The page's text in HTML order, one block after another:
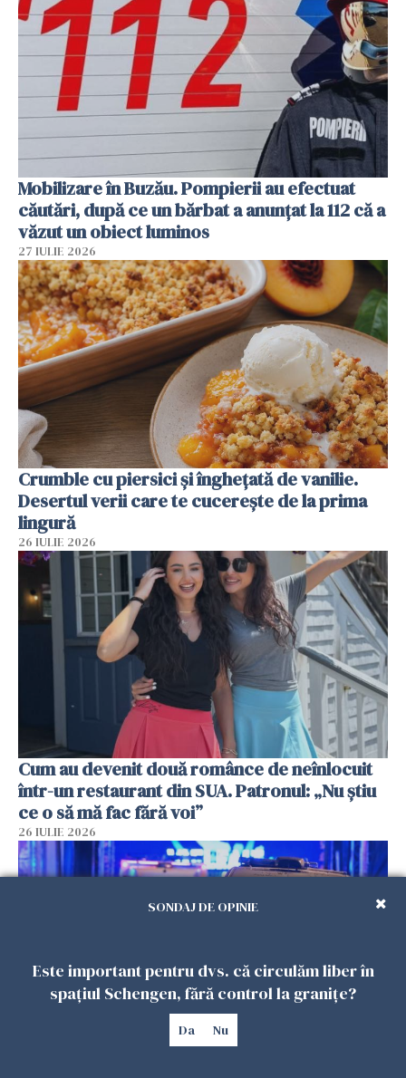
Mobilizare în Buzău. Pompierii au efectuat
căutări, după ce un bărbat a anunțat la 112 că a
văzut un obiect luminos
27 IULIE 2026
Crumble cu piersici și înghețată de vanilie.
Desertul verii care te cucerește de la prima
lingură
26 IULIE 2026
Cum au devenit două românce de neînlocuit
într-un restaurant din SUA. Patronul: „Nu știu
ce o să mă fac fără voi”
26 IULIE 2026
SONDAJ DE OPINIE
Este important pentru dvs. că circulăm liber în
spațiul Schengen, fără control la granițe?
Da Nu